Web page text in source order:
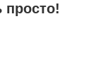
просто!